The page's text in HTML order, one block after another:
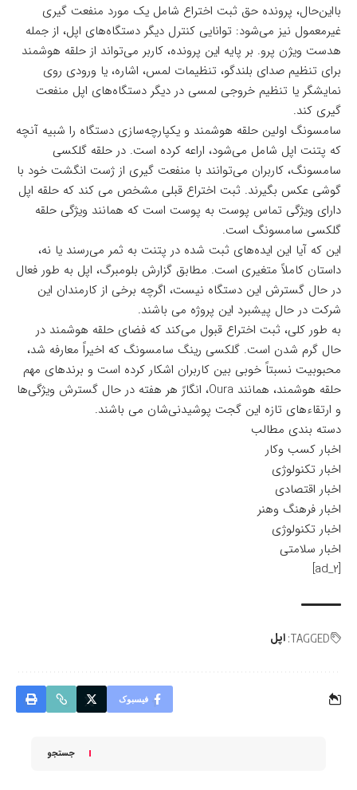
با‌این‌حال، پرونده حق ثبت اختراع شامل یک مورد منفعت گیری
غیرمعمول نیز می‌شود: توانایی کنترل دیگر دستگاه‌های اپل، از جمله
هدست ویژن پرو. بر پایه این پرونده، کاربر می‌تواند از حلقه هوشمند
برای تنظیم صدای بلندگو، تنظیمات لمس، اشاره، یا ورودی روی
نمایشگر یا تنظیم خروجی لمسی در دیگر دستگاه‌های اپل منفعت
گیری کند.
سامسونگ اولین حلقه هوشمند و یکپارچه‌سازی دستگاه را شبیه آنچه
که پتنت اپل شامل می‌شود، اراعه کرده است. در حلقه گلکسی
سامسونگ، کاربران می‌توانند با منفعت گیری از ژست انگشت خود با
گوشی عکس بگیرند. ثبت اختراع قبلی مشخص می کند که حلقه اپل
دارای ویژگی تماس پوست به پوست است که همانند ویژگی حلقه
گلکسی سامسونگ است.
این که آیا این ایده‌های ثبت شده در پتنت به ثمر می‌رسند یا نه،
داستان کاملاً متغیری است. مطابق گزارش بلومبرگ، اپل به طور فعال
در حال گسترش این دستگاه نیست، اگرچه برخی از کارمندان این
شرکت در حال پیشبرد این پروژه می باشند.
به طور کلی، ثبت اختراع قبول می‌کند که فضای حلقه هوشمند در
حال گرم شدن است. گلکسی رینگ سامسونگ که اخیراً معارفه شد،
محبوبیت نسبتاً خوبی بین کاربران اشکار کرده است و برندهای مهم
حلقه هوشمند، همانند Oura، انگارً هر هفته در حال گسترش ویژگی‌ها
و ارتقاءهای تازه این گجت پوشیدنی‌شان می باشند.
دسته بندی مطالب
اخبار کسب وکار
اخبار تکنولوژی
اخبار اقتصادی
اخبار فرهنگ وهنر
اخبار تکنولوژی
اخبار سلامتی
[ad_2]
TAGGED: اپل
فیسبوک
جستجو